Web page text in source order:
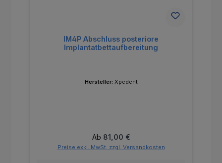
IM4P Abschluss posteriore
Implantatbettaufbereitung
Hersteller: Xpedent
Regulärer Preis:
Ab 81,00 €
Preise exkl. MwSt. zzgl. Versandkosten